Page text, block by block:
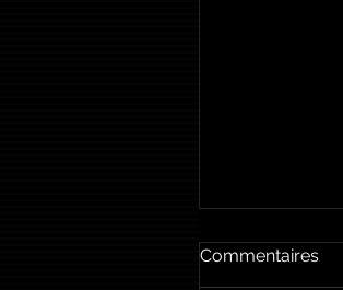
Commentaires